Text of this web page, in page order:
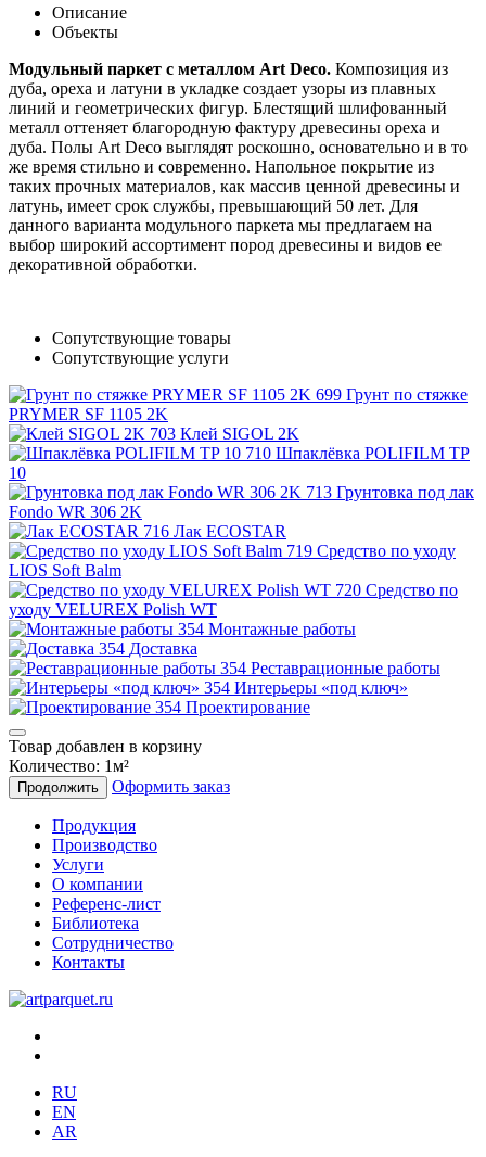
Описание
Объекты
Модульный паркет с металлом Art Deco. Композиция из
дуба, ореха и латуни в укладке создает узоры из плавных
линий и геометрических фигур. Блестящий шлифованный
металл оттеняет благородную фактуру древесины ореха и
дуба. Полы Art Deco выглядят роскошно, основательно и в то
же время стильно и современно. Напольное покрытие из
таких прочных материалов, как массив ценной древесины и
латунь, имеет срок службы, превышающий 50 лет. Для
данного варианта модульного паркета мы предлагаем на
выбор широкий ассортимент пород древесины и видов ее
декоративной обработки.
Сопутствующие товары
Сопутствующие услуги
Грунт по стяжке
PRYMER SF 1105 2K
Клей SIGOL 2K
Шпаклёвка POLIFILM TP
10
Грунтовка под лак
Fondo WR 306 2K
Лак ECOSTAR
Средство по уходу
LIOS Soft Balm
Средство по
уходу VELUREX Polish WT
Монтажные работы
Доставка
Реставрационные работы
Интерьеры «под ключ»
Проектирование
Товар добавлен в корзину
Количество: 1м²
Продолжить Оформить заказ
Продукция
Производство
Услуги
О компании
Референс-лист
Библиотека
Сотрудничество
Контакты
RU
EN
AR